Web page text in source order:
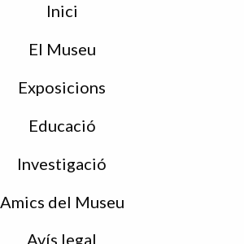
Inici
El Museu
Exposicions
Educació
Investigació
Amics del Museu
Avís legal